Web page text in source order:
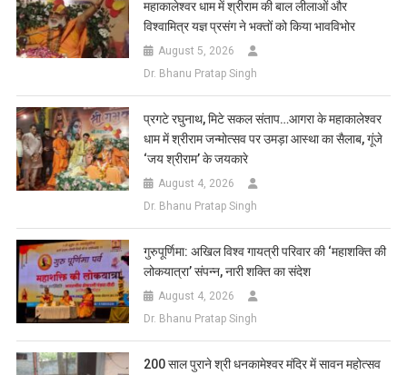
महाकालेश्वर धाम में श्रीराम की बाल लीलाओं और
विश्वामित्र यज्ञ प्रसंग ने भक्तों को किया भावविभोर
August 5, 2026
Dr. Bhanu Pratap Singh
प्रगटे रघुनाथ, मिटे सकल संताप…आगरा के महाकालेश्वर
धाम में श्रीराम जन्मोत्सव पर उमड़ा आस्था का सैलाब, गूंजे
‘जय श्रीराम’ के जयकारे
August 4, 2026
Dr. Bhanu Pratap Singh
गुरुपूर्णिमा: अखिल विश्व गायत्री परिवार की ‘महाशक्ति की
लोकयात्रा’ संपन्न, नारी शक्ति का संदेश
August 4, 2026
Dr. Bhanu Pratap Singh
200 साल पुराने श्री धनकामेश्वर मंदिर में सावन महोत्सव